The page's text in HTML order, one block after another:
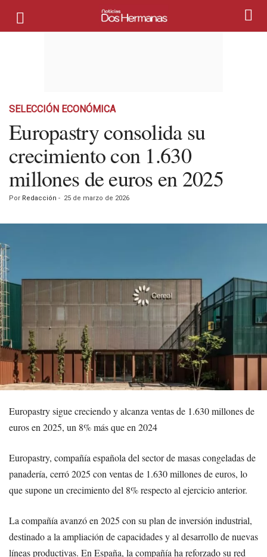
SELECCIÓN ECONÓMICA
Europastry consolida su
crecimiento con 1.630
millones de euros en 2025
Por Redacción - 25 de marzo de 2026
Europastry sigue creciendo y alcanza ventas de 1.630 millones de
euros en 2025, un 8% más que en 2024
Europastry, compañía española del sector de masas congeladas de
panadería, cerró 2025 con ventas de 1.630 millones de euros, lo
que supone un crecimiento del 8% respecto al ejercicio anterior.
La compañía avanzó en 2025 con su plan de inversión industrial,
destinado a la ampliación de capacidades y al desarrollo de nuevas
líneas productivas. En España, la compañía ha reforzado su red